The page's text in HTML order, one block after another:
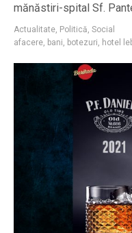
mănăstiri-spital Sf.
Actualitate, Politică, Social
afacere, bani, botezuri, hotel